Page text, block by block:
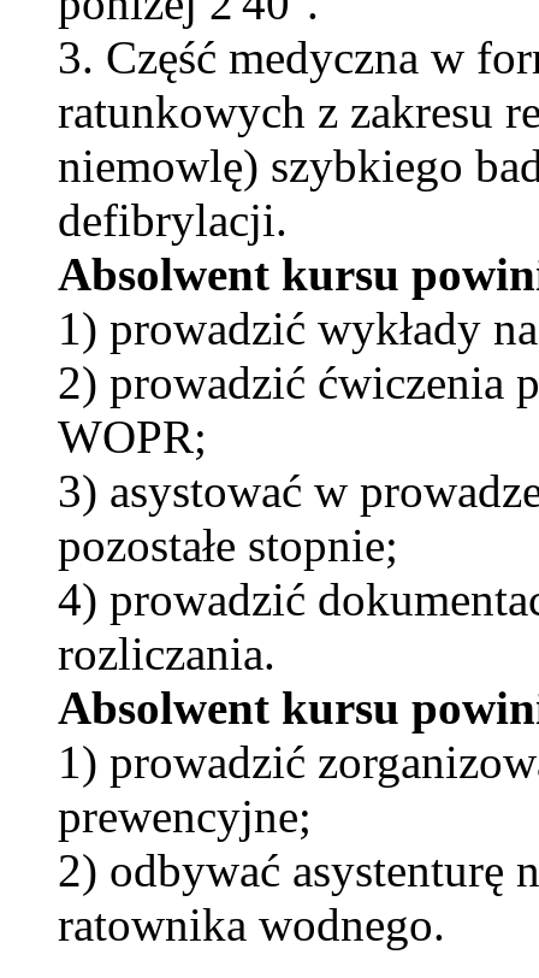
3. Część medyczna w
ratunkowych z zakresu
niemowlę) szybkiego
defibrylacji.
Absolwent kursu
1) prowadzić wykłady
2) prowadzić ćwiczenia
WOPR;
3) asystować w
pozostałe stopnie;
4) prowadzić
rozliczania.
Absolwent kursu
1) prowadzić
prewencyjne;
2) odbywać asystenturę
ratownika wodnego.